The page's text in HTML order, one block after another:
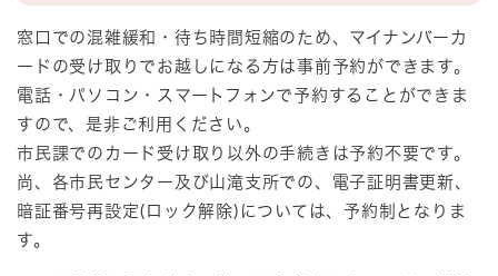
窓口での混雑緩和・待ち時間短縮のため、マイナンバーカ
ードの受け取りでお越しになる方は事前予約ができます。
電話・パソコン・スマートフォンで予約することができま
すので、是非ご利用ください。
市民課でのカード受け取り以外の手続きは予約不要です。
尚、各市民センター及び山滝支所での、電子証明書更新、
暗証番号再設定(ロック解除)については、予約制となりま
す。